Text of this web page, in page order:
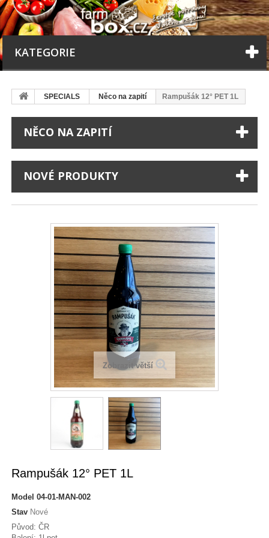
KATEGORIE
SPECIALS Něco na zapití Rampušák 12° PET 1L
NĚCO NA ZAPITÍ
NOVÉ PRODUKTY
Zobrazit větší
Rampušák 12° PET 1L
Model 04-01-MAN-002
Stav Nové
Původ: ČR